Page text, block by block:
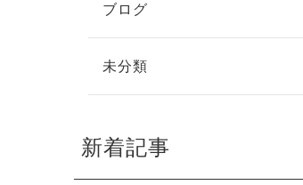
ブログ
未分類
新着記事